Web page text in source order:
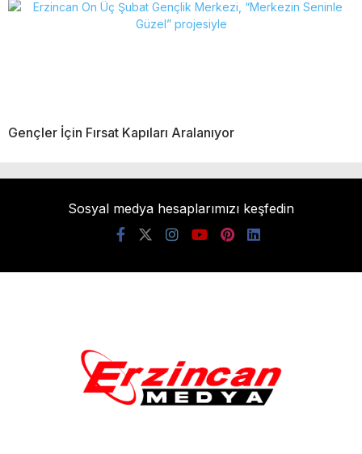
Gençler İçin Fırsat Kapıları Aralanıyor
Sosyal medya hesaplarımızı keşfedin